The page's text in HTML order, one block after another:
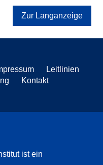
Zur Langanzeige
Leitlinien
Kontakt
ist ein